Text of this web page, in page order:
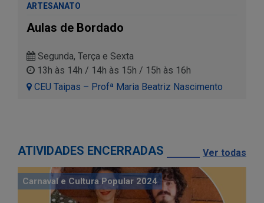
ARTESANATO
Aulas de Bordado
Segunda, Terça e Sexta
13h às 14h / 14h às 15h / 15h às 16h
CEU Taipas – Profª Maria Beatriz Nascimento
ATIVIDADES ENCERRADAS Ver todas
Carnaval e Cultura Popular 2024